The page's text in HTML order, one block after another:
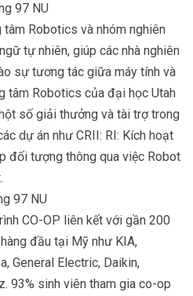
97 NU
tâm Robotics và nhóm nghiên
tự nhiên, giúp các nhà nghiên
sự tương tác giữa máy tính và
tâm Robotics của đại học Utah
số giải thưởng và tài trợ trong
dự án như CRII: RI: Kích hoạt
đối tượng thông qua việc Robot
97 NU
CO-OP liên kết với gần 200
đầu tại Mỹ như KIA,
General Electric, Daikin,
93% sinh viên tham gia co-op